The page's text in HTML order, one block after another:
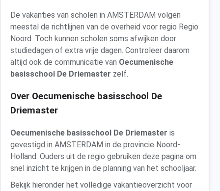
De vakanties van scholen in AMSTERDAM volgen
meestal de richtlijnen van de overheid voor regio Regio
Noord. Toch kunnen scholen soms afwijken door
studiedagen of extra vrije dagen. Controleer daarom
altijd ook de communicatie van Oecumenische
basisschool De Driemaster zelf.
Over Oecumenische basisschool De
Driemaster
Oecumenische basisschool De Driemaster is
gevestigd in AMSTERDAM in de provincie Noord-
Holland. Ouders uit de regio gebruiken deze pagina om
snel inzicht te krijgen in de planning van het schooljaar.
Bekijk hieronder het volledige vakantieoverzicht voor